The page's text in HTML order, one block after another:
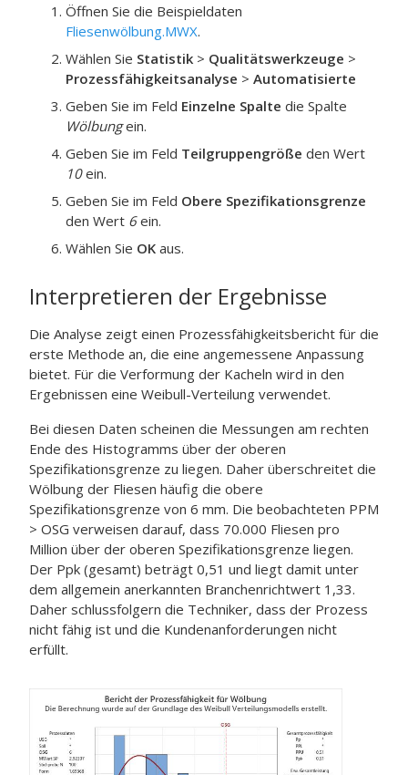
Öffnen Sie die Beispieldaten
Fliesenwölbung.MWX.
Wählen Sie Statistik > Qualitätswerkzeuge >
Prozessfähigkeitsanalyse > Automatisierte
Geben Sie im Feld Einzelne Spalte die Spalte
Wölbungein.
Geben Sie im Feld Teilgruppengröße den Wert
10ein.
Geben Sie im Feld Obere Spezifikationsgrenze
den Wert 6ein.
Wählen Sie OK aus.
Interpretieren der Ergebnisse
Die Analyse zeigt einen Prozessfähigkeitsbericht für die
erste Methode an, die eine angemessene Anpassung
bietet. Für die Verformung der Kacheln wird in den
Ergebnissen eine Weibull-Verteilung verwendet.
Bei diesen Daten scheinen die Messungen am rechten
Ende des Histogramms über der oberen
Spezifikationsgrenze zu liegen. Daher überschreitet die
Wölbung der Fliesen häufig die obere
Spezifikationsgrenze von 6 mm. Die beobachteten PPM
> OSG verweisen darauf, dass 70.000 Fliesen pro
Million über der oberen Spezifikationsgrenze liegen.
Der Ppk (gesamt) beträgt 0,51 und liegt damit unter
dem allgemein anerkannten Branchenrichtwert 1,33.
Daher schlussfolgern die Techniker, dass der Prozess
nicht fähig ist und die Kundenanforderungen nicht
erfüllt.